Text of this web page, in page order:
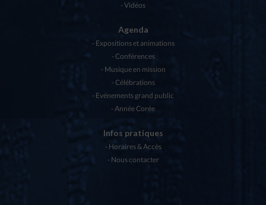
Vidéos
Agenda
Expositions et animations
Conférences
Musique en mission
Célébrations
Evénements grand public
Année Corée
Infos pratiques
Horaires & Accès
Nous contacter